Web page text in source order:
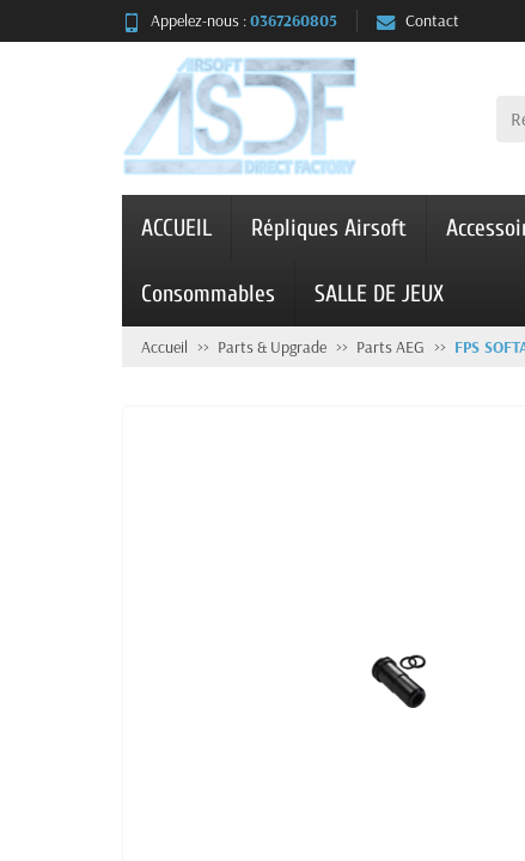
Appelez-nous :0367260805 Contact
ACCUEIL Répliques Airsoft
Consommables SALLE DE JEUX
Accueil Parts & Upgrade Parts AEG FPS